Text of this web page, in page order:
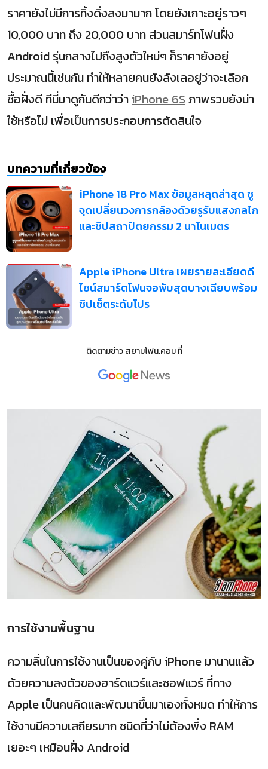
ราคายังไม่มีการทิ้งดิ่งลงมามาก โดยยังเกาะอยู่ราวๆ
10,000 บาท ถึง 20,000 บาท ส่วนสมาร์ทโฟนฝั่ง
Android รุ่นกลางไปถึงสูงตัวใหม่ๆ ก็ราคายังอยู่
ประมาณนี้เช่นกัน ทำให้หลายคนยังลังเลอยู่ว่าจะเลือก
ซื้อฝั่งดี ทีนี่มาดูกันดีกว่าว่าiPhone 6Sภาพรวมยังน่า
ใช้หรือไม่ เพื่อเป็นการประกอบการตัดสินใจ
บทความที่เกี่ยวข้อง
iPhone 18 Pro Max ข้อมูลหลุดล่าสุด ชู
จุดเปลี่ยนวงการกล้องด้วยรูรับแสงกลไก
และชิปสถาปัตยกรรม 2 นาโนเมตร
Apple iPhone Ultra เผยรายละเอียดดี
ไซน์สมาร์ตโฟนจอพับสุดบางเฉียบพร้อม
ชิปเซ็ตระดับโปร
ติดตามข่าวสยามโฟน.คอมที่
การใช้งานพื้นฐาน
ความลื่นในการใช้งานเป็นของคู่กับ iPhone มานานแล้ว
ด้วยความลงตัวของฮาร์ดแวร์และซอฟแวร์ ที่ทาง
Apple เป็นคนคิดและพัฒนาขึ้นมาเองทั้งหมด ทำให้การ
ใช้งานมีความเสถียรมาก ชนิดที่ว่าไม่ต้องพึ่ง RAM
เยอะๆ เหมือนฝั่ง Android